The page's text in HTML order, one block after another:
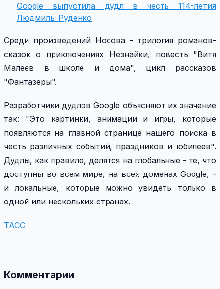
Google выпустила дудл в честь 114-летия
Людмилы Руденко
Среди произведений Носова - трилогия романов-
сказок о приключениях Незнайки, повесть "Витя
Малеев в школе и дома", цикл рассказов
"Фантазеры".
Разработчики дудлов Google объясняют их значение
так: "Это картинки, анимации и игры, которые
появляются на главной странице нашего поиска в
честь различных событий, праздников и юбилеев".
Дудлы, как правило, делятся на глобальные - те, что
доступны во всем мире, на всех доменах Google, -
и локальные, которые можно увидеть только в
одной или нескольких странах.
ТАСС
Комментарии